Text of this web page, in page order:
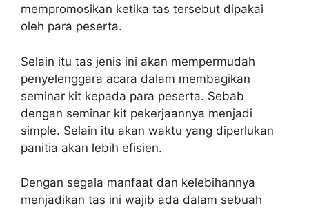
mempromosikan ketika tas tersebut dipakai
oleh para peserta.
Selain itu tas jenis ini akan mempermudah
penyelenggara acara dalam membagikan
seminar kit kepada para peserta. Sebab
dengan seminar kit pekerjaannya menjadi
simple. Selain itu akan waktu yang diperlukan
panitia akan lebih efisien.
Dengan segala manfaat dan kelebihannya
menjadikan tas ini wajib ada dalam sebuah